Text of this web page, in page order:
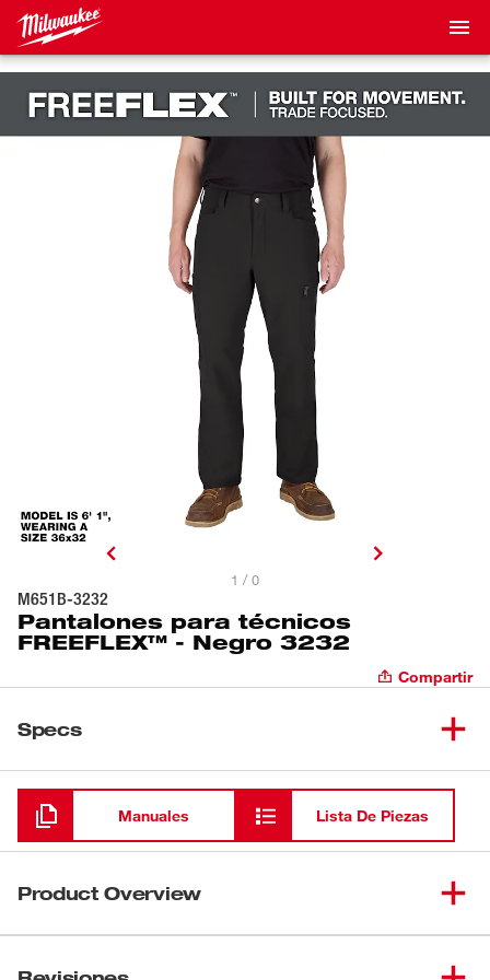
1 / 0
M651B-3232
Pantalones para técnicos
FREEFLEX™ - Negro 3232
Compartir
Specs
Cargando
Manuales Lista De Piezas
Product Overview
para técnicos están HECHOS PARA EL MOVIMIENTO.